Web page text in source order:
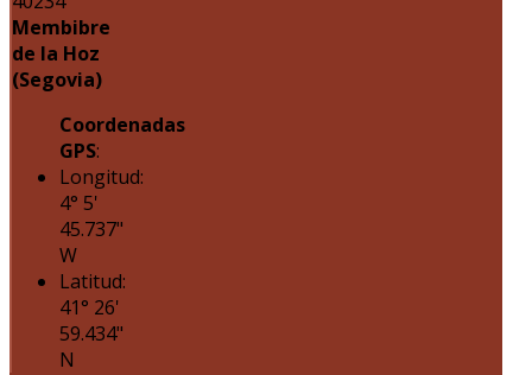
Membibre
de la Hoz
(Segovia)
Coordenadas
GPS:
Longitud:
4° 5'
45.737"
W
Latitud:
41° 26'
59.434"
N